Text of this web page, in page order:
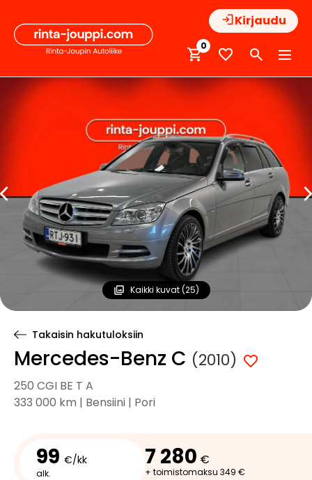
sisältöön
Kirjaudu
0
Kaikki kuvat (25)
Takaisin hakutuloksiin
Mercedes-Benz C (2010)
250 CGI BE T A
333 000 km | Bensiini | Pori
99 €/kk
alk.
7 280 €
+ toimistomaksu 349 €